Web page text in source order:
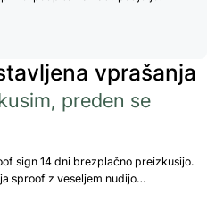
vprašanja
preden se
sign 14 dni brezplačno preizkusijo.
sproof z veseljem nudijo…